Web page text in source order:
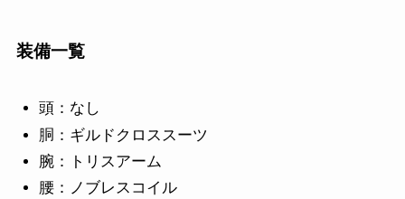
装備一覧
頭：なし
胴：ギルドクロススーツ
腕：トリスアーム
腰：ノブレスコイル